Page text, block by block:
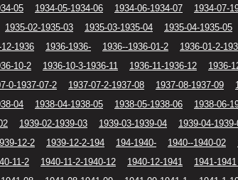
05 1934-05-1934-06 1934-06-1934-07 1934-07-
1935-02-1935-03 1935-03-1935-04 1935-04-1935-05
1936 1936-1936- 1936--1936-01-2 1936-01-2-
10-2 1936-10-3-1936-11 1936-11-1936-12 1936-
0-1937-07-2 1937-07-2-1937-08 1937-08-1937-09
04 1938-04-1938-05 1938-05-1938-06 1938-06-
1939-02-1939-03 1939-03-1939-04 1939-04-
12-2 1939-12-2-194 194-1940- 1940--1940-02
11-2 1940-11-2-1940-12 1940-12-1941 1941-